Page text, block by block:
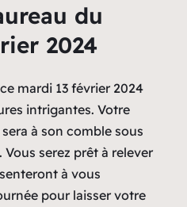
du
2024
mardi 13 février 2024
intrigantes. Votre
à son comble sous
Vous serez prêt à relever
à vous
pour laisser votre